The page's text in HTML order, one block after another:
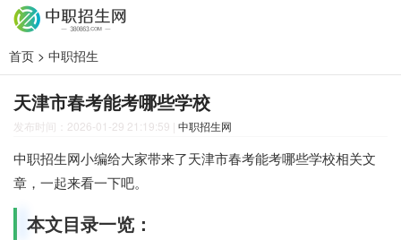
首页 > 中职招生
天津市春考能考哪些学校
发布时间：2026-01-29 21:19:59 | 中职招生网
中职招生网小编给大家带来了天津市春考能考哪些学校相关文
章，一起来看一下吧。
本文目录一览：